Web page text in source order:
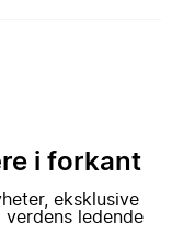
i forkant
eksklusive
ledende